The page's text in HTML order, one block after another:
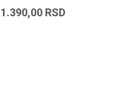
1.390,00 RSD